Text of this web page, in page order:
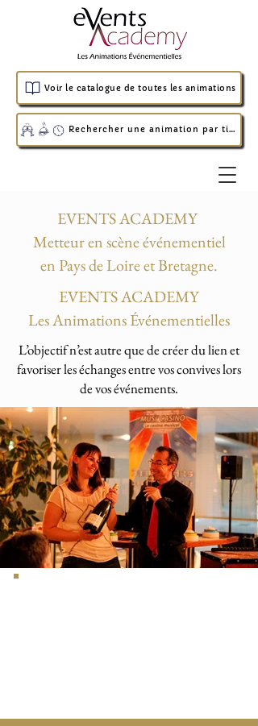
Rechercher une animation par timing
Voir le catalogue de toutes les animations
EVENTS ACADEMY
Metteur en scène événementiel
en Pays de Loire et Bretagne.
EVENTS ACADEMY
Les Animations Événementielles
L’objectif n’est autre que de créer du lien et
favoriser les échanges entre vos convives lors
de vos événements.